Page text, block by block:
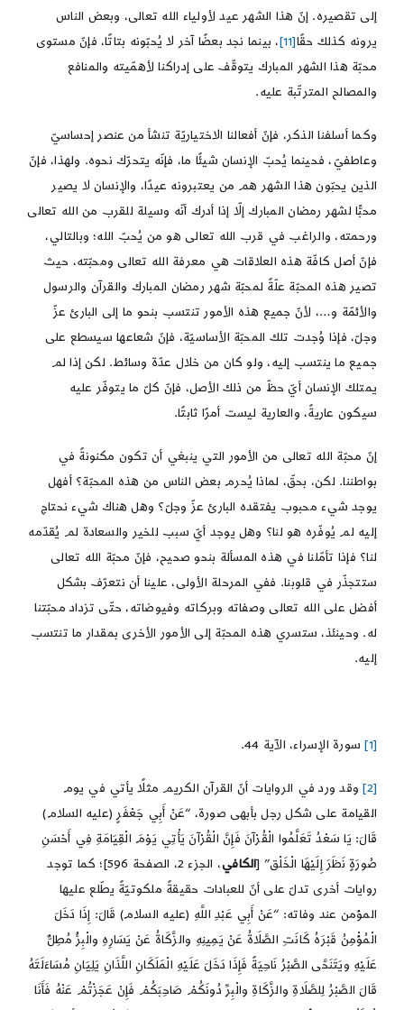
إلى تقصيره. إنّ هذا الشهر عيد لأولياء الله تعالى، وبعض الناس
يرونه كذلك حقًا[11]
، بينما نجد بعضًا آخر لا يُحبّونه بتاتًا، فإنّ مستوى
محبّة هذا الشهر المبارك يتوقّف على إدراكنا لأهمّيته والمنافع
والمصالح المترتّبة عليه.
وكما أسلفنا الذكر، فإنّ أفعالنا الاختياريّة تنشأ من عنصر إحساسيّ
وعاطفيّ، فحينما يُحبّ الإنسان شيئًا ما، فإنّه يتحرّك نحوه. ولهذا، فإنّ
الذين يحبّون هذا الشهر هم من يعتبرونه عيدًا، والإنسان لا يصير
محبًّا لشهر رمضان المبارك إلّا إذا أدرك أنّه وسيلة للقرب من الله تعالى
ورحمته، والراغب في قرب الله تعالى هو من يُحبّ الله؛ وبالتالي،
فإنّ أصل كافّة هذه العلاقات هي معرفة الله تعالى ومحبّته، حيث
تصير هذه المحبّة علّةً لمحبّة شهر رمضان المبارك والقرآن والرسول
والأئمّة و…، لأنّ جميع هذه الأمور تنتسب بنحو ما إلى البارئ عزّ
وجلّ، فإذا وُجدت تلك المحبّة الأساسيّة، فإنّ شعاعها سيسطع على
جميع ما ينتسب إليه، ولو كان من خلال عدّة وسائط. لكن إذا لم
يمتلك الإنسان أيّ حظّ من ذلك الأصل، فإنّ كلّ ما يتوفّر عليه
سيكون عاريةً، والعارية ليست أمرًا ثابتًا.
إنّ محبّة الله تعالى من الأمور التي ينبغي أن تكون مكنونةً في
بواطننا. لكن، بحقّ، لماذا يُحرم بعض الناس من هذه المحبّة؟ أفهل
يوجد شيء محبوب يفتقده البارئ عزّ وجلّ؟ وهل هناك شيء نحتاج
إليه لم يُوفّره هو لنا؟ وهل يوجد أيّ سبب للخير والسعادة لم يُقدّمه
لنا؟ فإذا تأمّلنا في هذه المسألة بنحو صحيح، فإنّ محبّة الله تعالى
ستتجذّر في قلوبنا. ففي المرحلة الأولى، علينا أن نتعرّف بشكل
أفضل على الله تعالى وصفاته وبركاته وفيوضاته، حتّى تزداد محبّتنا
له. وحينئذ، ستسري هذه المحبّة إلى الأمور الأخرى بمقدار ما تنتسب
إليه.
[1] سورة الإسراء، الآية 44.
[2]
وقد ورد في الروايات أنّ القرآن الكريم مثلًا يأتي في يوم
القيامة على شكل رجل بأبهى صورة، “عَنْ أَبِي جَعْفَرٍ (عليه السلام)
قَالَ: يَا سَعْدُ تَعَلَّمُوا الْقُرْآنَ فَإِنَّ الْقُرْآنَ يَأْتِي يَوْمَ الْقِيَامَةِ فِي أَحْسَنِ
صُورَةٍ نَظَرَ إِلَيْهَا الْخَلْق” [الكافي
، الجزء 2، الصفحة 596]؛ كما توجد
روايات أخرى تدلّ على أنّ للعبادات حقيقةً ملكوتيّةً يطّلع عليها
المؤمن عند وفاته: “عَنْ أَبِي عَبْدِ اللَّهِ (عليه السلام) قَالَ: إِذَا دَخَلَ
الْمُؤْمِنُ قَبْرَهُ كَانَتِ الصَّلَاةُ عَنْ يَمِينِهِ والزَّكَاةُ عَنْ يَسَارِهِ والْبِرُّ مُطِلٌّ
عَلَيْهِ ويَتَنَحَّى الصَّبْرُ نَاحِيَةً فَإِذَا دَخَلَ عَلَيْهِ الْمَلَكَانِ اللَّذَانِ يَلِيَانِ مُسَاءَلَتَهُ
قَالَ الصَّبْرُ لِلصَّلَاةِ والزَّكَاةِ والْبِرِّ دُونَكُمْ صَاحِبَكُمْ فَإِنْ عَجَزْتُمْ عَنْهُ فَأَنَا